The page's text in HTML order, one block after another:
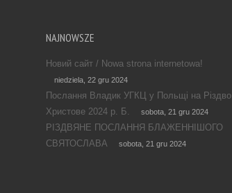
NAJNOWSZE
Новий сайт / Nowa strona internetowa!
niedziela, 22 gru 2024
Послання Владик УГКЦ у Польщі на Різдво
Христове 2024 р. Б.
sobota, 21 gru 2024
РІЗДВЯНЕ ПОСЛАННЯ БЛАЖЕННІШОГО
СВЯТОСЛАВА
sobota, 21 gru 2024